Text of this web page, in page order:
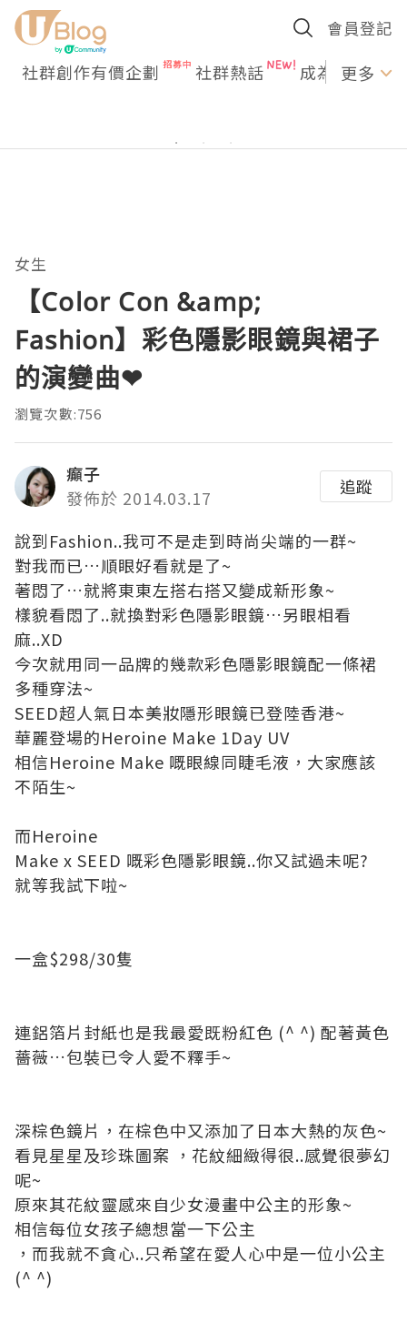
會員登記
社群創作有價企劃 社群熱話 成為U更多
女生
【Color Con &amp;
Fashion】彩色隱影眼鏡與裙子
的演變曲❤
瀏覽次數:756
癲子
發佈於 2014.03.17
追蹤
說到Fashion..我可不是走到時尚尖端的一群~
對我而已…順眼好看就是了~
著悶了…就將東東左搭右搭又變成新形象~
樣貌看悶了..就換對彩色隱影眼鏡…另眼相看
麻..XD
今次就用同一品牌的幾款彩色隱影眼鏡配一條裙
多種穿法~
SEED超人氣日本美妝隱形眼鏡已登陸香港~
華麗登場的Heroine Make 1Day UV
相信Heroine Make 嘅眼線同睫毛液，大家應該
不陌生~
而Heroine
Make x SEED 嘅彩色隱影眼鏡..你又試過未呢?
就等我試下啦~
一盒$298/30隻
連鋁箔片封紙也是我最愛既粉紅色 (^ ^) 配著黃色
薔薇…包裝已令人愛不釋手~
深棕色鏡片，在棕色中又添加了日本大熱的灰色~
看見星星及珍珠圖案 ，花紋細緻得很..感覺很夢幻
呢~
原來其花紋靈感來自少女漫畫中公主的形象~
相信每位女孩子總想當一下公主
，而我就不貪心..只希望在愛人心中是一位小公主
(^ ^)